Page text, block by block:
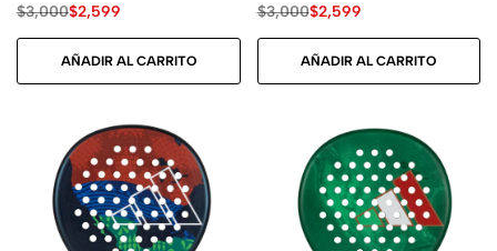
$3,000$2,599
AÑADIR AL CARRITO
$3,000$2,599
AÑADIR AL CARRITO